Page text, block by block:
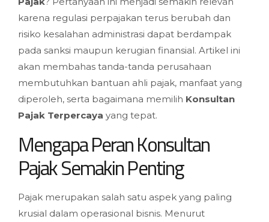
karena regulasi perpajakan terus berubah dan
risiko kesalahan administrasi dapat berdampak
pada sanksi maupun kerugian finansial. Artikel ini
akan membahas tanda-tanda perusahaan
membutuhkan bantuan ahli pajak, manfaat yang
diperoleh, serta bagaimana memilih Konsultan
Pajak Terpercaya yang tepat.
Mengapa Peran Konsultan
Pajak Semakin Penting
Pajak merupakan salah satu aspek yang paling
krusial dalam operasional bisnis. Menurut